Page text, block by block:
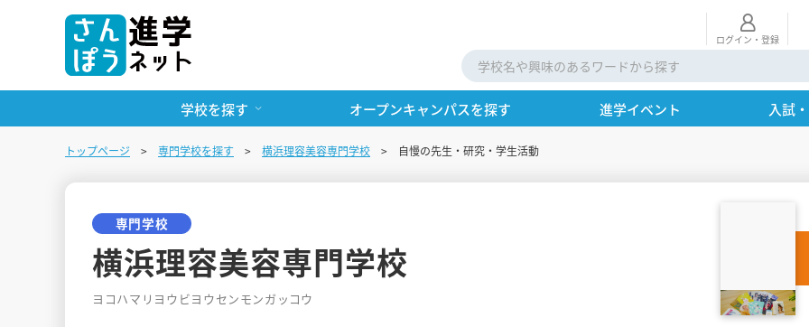
ログイン・登録
学校を探す オープンキャンパスを探す 進学イベント 入試
トップページ 専門学校を探す 横浜理容美容専門学校 自慢の先生・研究・学生活動
専門学校
横浜理容美容専門学校
ヨコハマリヨウビヨウセンモンガッコウ